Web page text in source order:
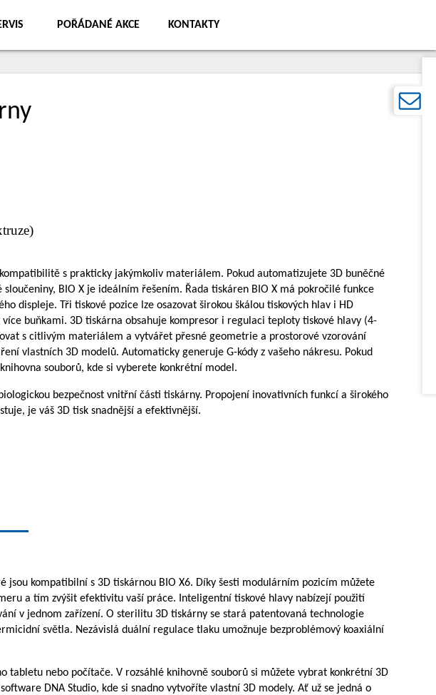
POŘÁDANÉ AKCE KONTAKTY
s prakticky jakýmkoliv materiálem. Pokud automatizujete 3D buněčné
BIO X je ideálním řešením. Řada tiskáren BIO X má pokročilé funkce
displeje. Tři tiskové pozice lze osazovat širokou škálou tiskových hlav i HD
buňkami. 3D tiskárna obsahuje kompresor i regulaci teploty tiskové hlavy (4-
s citlivým materiálem a vytvářet přesné geometrie a prostorové vzorování
vlastních 3D modelů. Automaticky generuje G-kódy z vašeho nákresu. Pokud
souborů, kde si vyberete konkrétní model.
bezpečnost vnitřní části tiskárny. Propojení inovativních funkcí a širokého
je váš 3D tisk snadnější a efektivnější.
kompatibilní s 3D tiskárnou BIO X6. Díky šesti modulárním pozicím můžete
a tím zvýšit efektivitu vaší práce. Inteligentní tiskové hlavy nabízejí použití
v jednom zařízení. O sterilitu 3D tiskárny se stará patentovaná technologie
světla. Nezávislá duální regulace tlaku umožnuje bezproblémový koaxiální
tabletu nebo počítače. V rozsáhlé knihovně souborů si můžete vybrat konkrétní 3D
DNA Studio, kde si snadno vytvoříte vlastní 3D modely. Ať už se jedná o